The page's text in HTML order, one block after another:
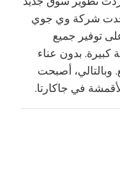
وجدت شركة وي جوي
توفير جميع
كبيرة. بدون عناء
وبالتالي، أصبحت
في جاكارتا.